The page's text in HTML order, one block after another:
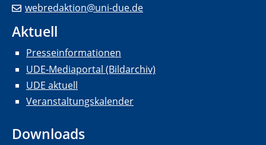
webredaktion@uni-due.de
Aktuell
Presseinformationen
UDE-Mediaportal (Bildarchiv)
UDE aktuell
Veranstaltungskalender
Downloads